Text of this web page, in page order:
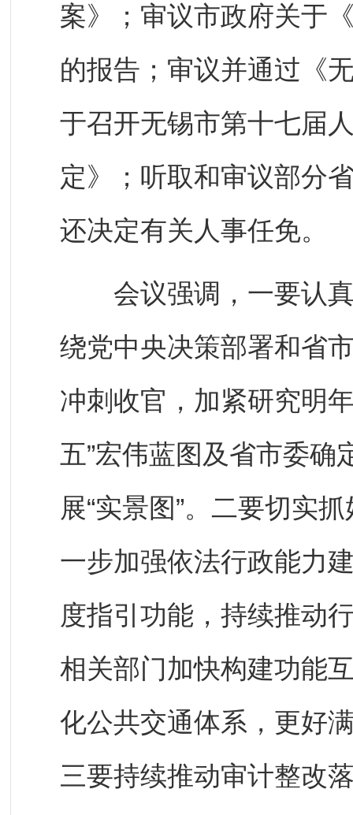
案》；审议市政府关于
的报告；审议并通过《
于召开无锡市第十七届
定》；听取和审议部分
还决定有关人事任免。
会议强调，一要认真
绕党中央决策部署和省
冲刺收官，加紧研究明
五”宏伟蓝图及省市委确
展“实景图”。二要切实
一步加强依法行政能力
度指引功能，持续推动
相关部门加快构建功能
化公共交通体系，更好
三要持续推动审计整改